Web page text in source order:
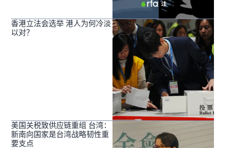
香港立法会选举 港人为何冷淡
以对？
美国关税致供应链重组 台湾：
新南向国家是台湾战略韧性重
要支点